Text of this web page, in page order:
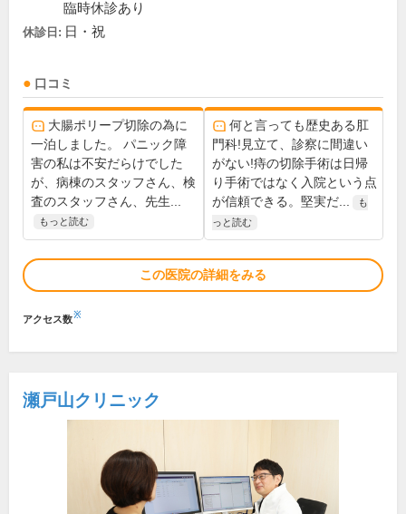
臨時休診あり
休診日: 日・祝
口コミ
大腸ポリープ切除の為に
一泊しました。 パニック障
害の私は不安だらけでした
が、病棟のスタッフさん、検
査のスタッフさん、先生...
もっと読む
何と言っても歴史ある肛
門科!見立て、診察に間違い
がない!痔の切除手術は日帰
り手術ではなく入院という点
が信頼できる。堅実だ...
も
っと読む
この医院の詳細をみる
アクセス数※
瀬戸山クリニック